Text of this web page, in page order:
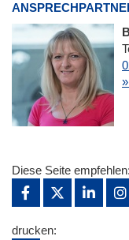
Diese Seite empfehlen:
drucken: